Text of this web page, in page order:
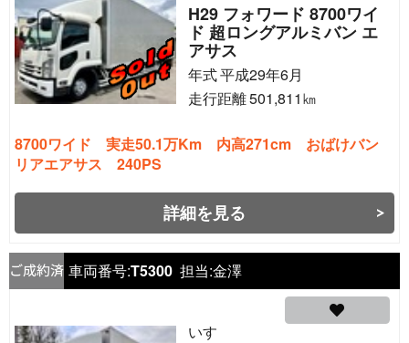
H29 フォワード 8700ワイ
ド 超ロングアルミバン エ
アサス
年式平成29年6月
走行距離501,811㎞
8700ワイド 実走50.1万Km 内高271cm おばけバン
リアエアサス 240PS
詳細を見る
車両番号:T5300 担当:金澤
いすゞ